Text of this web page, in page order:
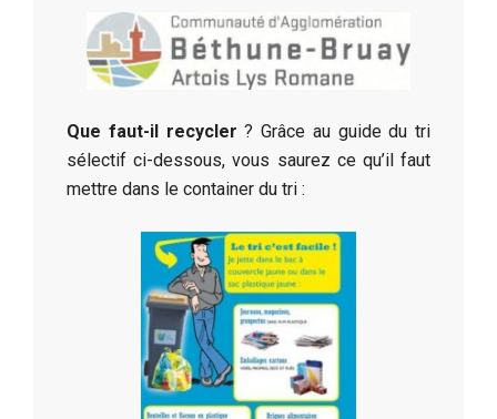
Que faut-il recycler? Grâce au guide du tri
sélectif ci-dessous, vous saurez ce qu’il faut
mettre dans le container du tri :